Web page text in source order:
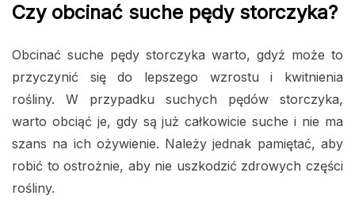
Czy obcinać suche pędy storczyka?
Obcinać suche pędy storczyka warto, gdyż może to
przyczynić się do lepszego wzrostu i kwitnienia
rośliny. W przypadku suchych pędów storczyka,
warto obciąć je, gdy są już całkowicie suche i nie ma
szans na ich ożywienie. Należy jednak pamiętać, aby
robić to ostrożnie, aby nie uszkodzić zdrowych części
rośliny.